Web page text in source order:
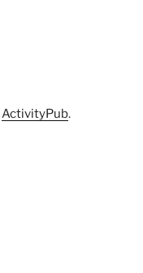
ActivityPub.